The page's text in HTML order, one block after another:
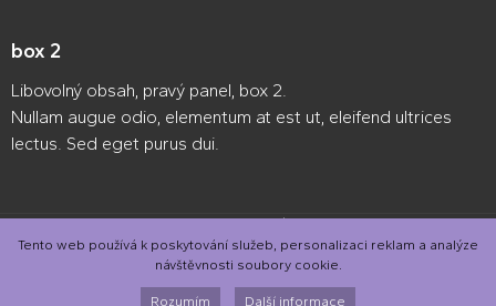
box 2
Libovolný obsah, pravý panel, box 2.
Nullam augue odio, elementum at est ut, eleifend ultrices
lectus. Sed eget purus dui.
stránek |Přihlásit se
Tento web používá k poskytování služeb, personalizaci reklam a analýze
návštěvnosti soubory cookie.
Rozumím Další informace